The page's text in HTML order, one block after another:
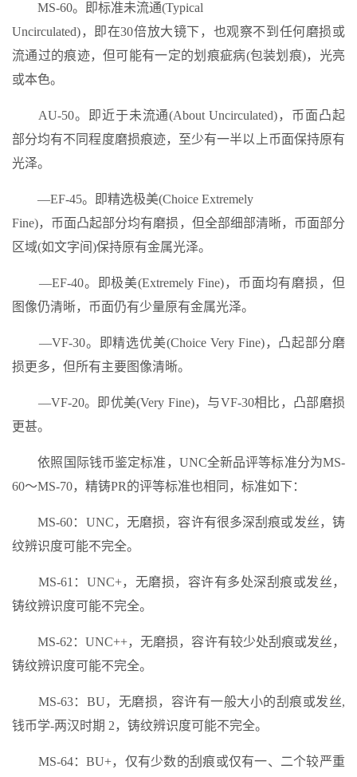
MS-60。即标准未流通(Typical
Uncirculated)，即在30倍放大镜下，也观察不到任何磨损或
流通过的痕迹，但可能有一定的划痕疵病(包装划痕)，光亮
或本色。
AU-50。即近于未流通(About Uncirculated)，币面凸起
部分均有不同程度磨损痕迹，至少有一半以上币面保持原有
光泽。
—EF-45。即精选极美(Choice Extremely
Fine)，币面凸起部分均有磨损，但全部细部清晰，币面部分
区域(如文字间)保持原有金属光泽。
—EF-40。即极美(Extremely Fine)，币面均有磨损，但
图像仍清晰，币面仍有少量原有金属光泽。
—VF-30。即精选优美(Choice Very Fine)，凸起部分磨
损更多，但所有主要图像清晰。
—VF-20。即优美(Very Fine)，与VF-30相比，凸部磨损
更甚。
依照国际钱币鉴定标准，UNC全新品评等标准分为MS-
60～MS-70，精铸PR的评等标准也相同，标准如下：
MS-60：UNC，无磨损，容许有很多深刮痕或发丝，铸
纹辨识度可能不完全。
MS-61：UNC+，无磨损，容许有多处深刮痕或发丝，
铸纹辨识度可能不完全。
MS-62：UNC++，无磨损，容许有较少处刮痕或发丝，
铸纹辨识度可能不完全。
MS-63：BU，无磨损，容许有一般大小的刮痕或发丝,
钱币学-两汉时期 2，铸纹辨识度可能不完全。
MS-64：BU+，仅有少数的刮痕或仅有一、二个较严重